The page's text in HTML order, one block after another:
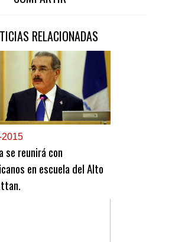
RELACIONADAS
2015
se reunirá con
en escuela del Alto